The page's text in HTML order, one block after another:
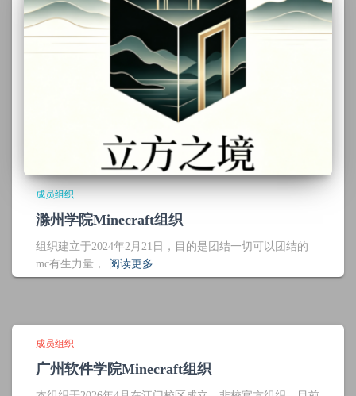
成员组织
滁州学院Minecraft组织
组织建立于2024年2月21日，目的是团结一切可以团结的
mc有生力量，
阅读更多…
成员组织
广州软件学院Minecraft组织